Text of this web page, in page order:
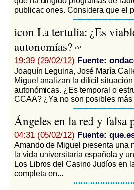
publicaciones. Considera que el
icon La tertulia: ¿Es
autonomías?
19:39 (29/02/12) Fuente:
Joaquín Leguina, José María
Miguel analizan la difícil
autonómicas. ¿Es temporal o
CCAA? ¿Ya no son posibles más
Ángeles en la red y falsa
04:31 (05/02/12) Fuente:
Amando de Miguel presenta una
la vida universitaria española y
Los Libros del Casino Judíos en
completa en...